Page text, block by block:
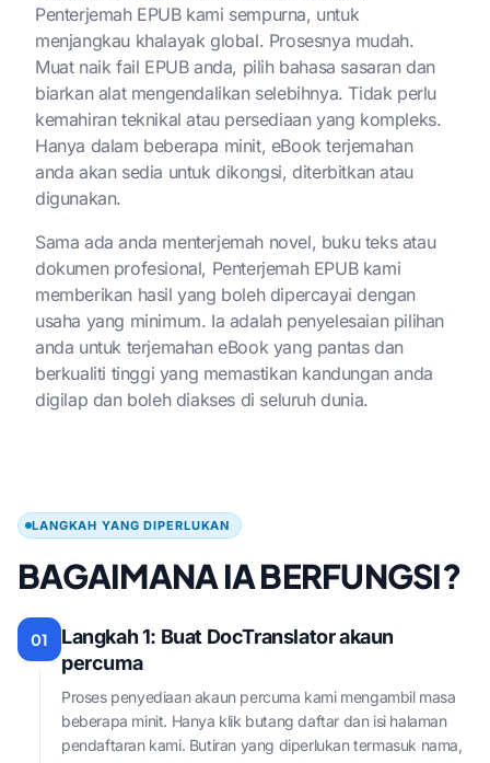
Penterjemah EPUB kami sempurna, untuk
menjangkau khalayak global. Prosesnya mudah.
Muat naik fail EPUB anda, pilih bahasa sasaran dan
biarkan alat mengendalikan selebihnya. Tidak perlu
kemahiran teknikal atau persediaan yang kompleks.
Hanya dalam beberapa minit, eBook terjemahan
anda akan sedia untuk dikongsi, diterbitkan atau
digunakan.
Sama ada anda menterjemah novel, buku teks atau
dokumen profesional, Penterjemah EPUB kami
memberikan hasil yang boleh dipercayai dengan
usaha yang minimum. Ia adalah penyelesaian pilihan
anda untuk terjemahan eBook yang pantas dan
berkualiti tinggi yang memastikan kandungan anda
digilap dan boleh diakses di seluruh dunia.
LANGKAH YANG DIPERLUKAN
BAGAIMANA IA BERFUNGSI?
01
Langkah 1: Buat DocTranslator akaun
percuma
Proses penyediaan akaun percuma kami mengambil masa
beberapa minit. Hanya klik butang daftar dan isi halaman
pendaftaran kami. Butiran yang diperlukan termasuk nama,